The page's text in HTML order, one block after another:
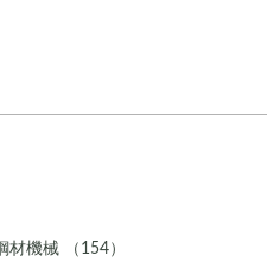
材機械 （154）